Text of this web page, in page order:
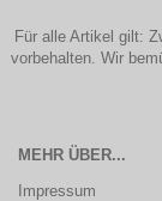
Für alle Artikel gilt:
vorbehalten. Wir
MEHR ÜBER...
Impressum